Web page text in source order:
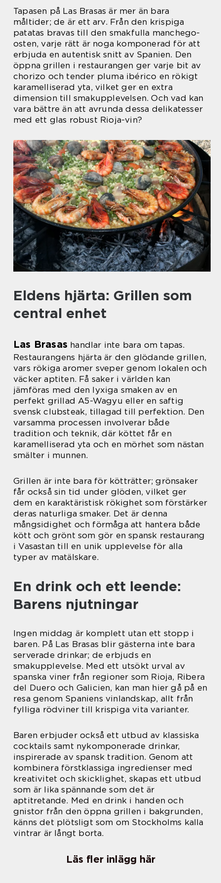
Tapasen på Las Brasas är mer än bara
måltider; de är ett arv. Från den krispiga
patatas bravas till den smakfulla manchego-
osten, varje rätt är noga komponerad för att
erbjuda en autentisk snitt av Spanien. Den
öppna grillen i restaurangen ger varje bit av
chorizo och tender pluma ibérico en rökigt
karamelliserad yta, vilket ger en extra
dimension till smakupplevelsen. Och vad kan
vara bättre än att avrunda dessa delikatesser
med ett glas robust Rioja-vin?
Eldens hjärta: Grillen som
central enhet
Las Brasas handlar inte bara om tapas.
Restaurangens hjärta är den glödande grillen,
vars rökiga aromer sveper genom lokalen och
väcker aptiten. Få saker i världen kan
jämföras med den lyxiga smaken av en
perfekt grillad A5-Wagyu eller en saftig
svensk clubsteak, tillagad till perfektion. Den
varsamma processen involverar både
tradition och teknik, där köttet får en
karamelliserad yta och en mörhet som nästan
smälter i munnen.
Grillen är inte bara för kötträtter; grönsaker
får också sin tid under glöden, vilket ger
dem en karaktäristisk rökighet som förstärker
deras naturliga smaker. Det är denna
mångsidighet och förmåga att hantera både
kött och grönt som gör en spansk restaurang
i Vasastan till en unik upplevelse för alla
typer av matälskare.
En drink och ett leende:
Barens njutningar
Ingen middag är komplett utan ett stopp i
baren. På Las Brasas blir gästerna inte bara
serverade drinkar; de erbjuds en
smakupplevelse. Med ett utsökt urval av
spanska viner från regioner som Rioja, Ribera
del Duero och Galicien, kan man hier gå på en
resa genom Spaniens vinlandskap, allt från
fylliga rödviner till krispiga vita varianter.
Baren erbjuder också ett utbud av klassiska
cocktails samt nykomponerade drinkar,
inspirerade av spansk tradition. Genom att
kombinera förstklassiga ingredienser med
kreativitet och skicklighet, skapas ett utbud
som är lika spännande som det är
aptitretande. Med en drink i handen och
gnistor från den öppna grillen i bakgrunden,
känns det plötsligt som om Stockholms kalla
vintrar är långt borta.
Läs fler inlägg här